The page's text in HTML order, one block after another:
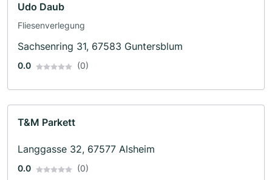
Udo Daub
Fliesenverlegung
Sachsenring 31, 67583 Guntersblum
0.0 (0)
T&M Parkett
Langgasse 32, 67577 Alsheim
0.0 (0)